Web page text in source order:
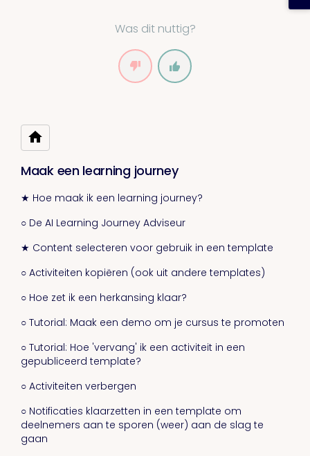
Was dit nuttig?
Maak een learning journey
★ Hoe maak ik een learning journey?
○ De AI Learning Journey Adviseur
★ Content selecteren voor gebruik in een template
○ Activiteiten kopiëren (ook uit andere templates)
○ Hoe zet ik een herkansing klaar?
○ Tutorial: Maak een demo om je cursus te promoten
○ Tutorial: Hoe 'vervang' ik een activiteit in een
gepubliceerd template?
○ Activiteiten verbergen
○ Notificaties klaarzetten in een template om
deelnemers aan te sporen (weer) aan de slag te
gaan